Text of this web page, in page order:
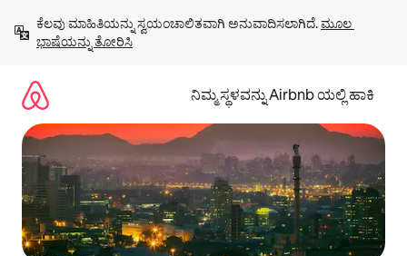
ಹೋಗಿ
ಕೆಲವು ಮಾಹಿತಿಯನ್ನು ಸ್ವಯಂಚಾಲಿತವಾಗಿ ಅನುವಾದಿಸಲಾಗಿದೆ. ಮೂಲ
ಭಾಷೆಯನ್ನು ತೋರಿಸಿ
ನಿಮ್ಮ ಸ್ಥಳವನ್ನು Airbnb ಯಲ್ಲಿ ಹಾಕಿ